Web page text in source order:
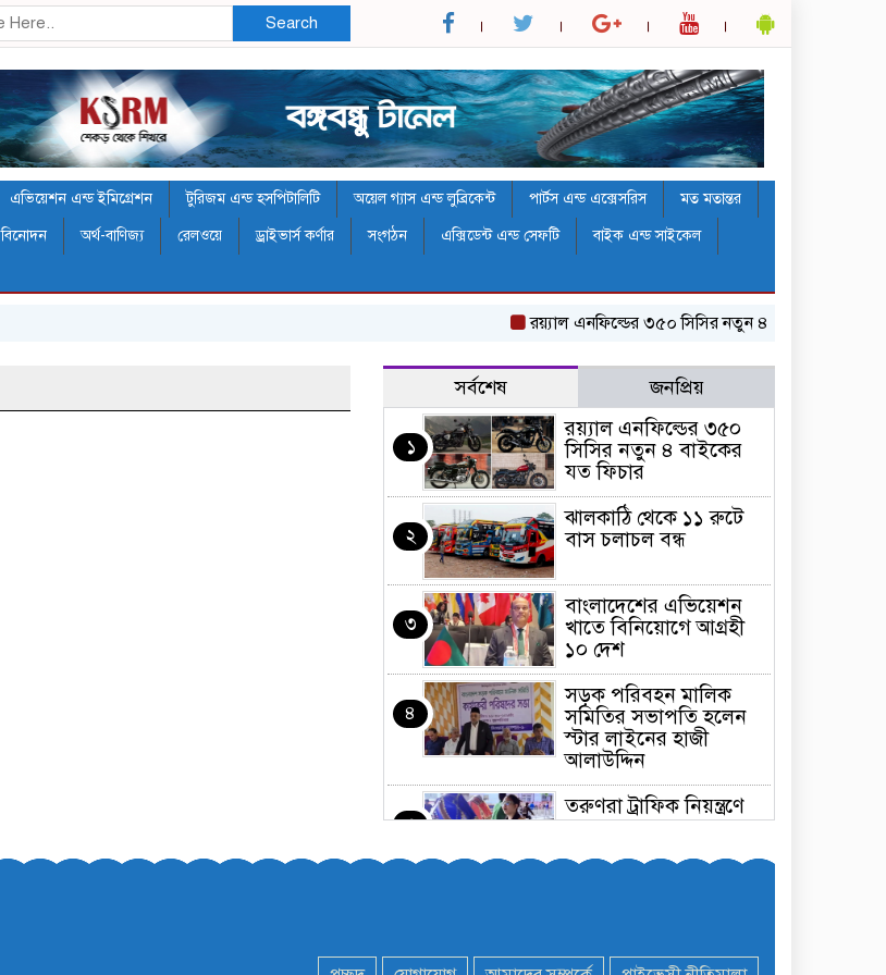
Search
এভিয়েশন এন্ড ইমিগ্রেশন টুরিজম এন্ড হসপিটালিটি অয়েল গ্যাস এন্ড লুব্রিকেন্ট পার্টস এন্ড এক্সেসরিস
মত মতান্তর
বিনোদন অর্থ-বাণিজ্য রেলওয়ে ড্রাইভার্স কর্ণার সংগঠন এক্সিডেন্ট এন্ড সেফটি
বাইক এন্ড সাইকেল
র‌য়্যাল এনফিল্ডের ৩৫০ সিসির নতুন ৪ বাইকের যত ফিচার
সর্বশেষ জনপ্রিয়
১
র‌য়্যাল এনফিল্ডের ৩৫০
সিসির নতুন ৪ বাইকের
যত ফিচার
২
ঝালকাঠি থেকে ১১ রুটে
বাস চলাচল বন্ধ
৩
বাংলাদেশের এভিয়েশন
খাতে বিনিয়োগে আগ্রহী
১০ দেশ
৪
সড়ক পরিবহন মালিক
সমিতির সভাপতি হলেন
স্টার লাইনের হাজী
আলাউদ্দিন
৫
তরুণরা ট্রাফিক নিয়ন্ত্রণে
নামুক আবার